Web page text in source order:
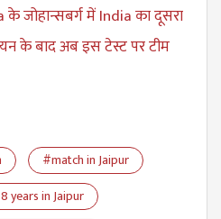
जोहान्सबर्ग में India का दूसरा
के बाद अब इस टेस्ट पर टीम
#match in Jaipur
years in Jaipur